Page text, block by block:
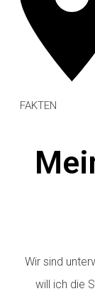
FAKTEN
Wir sind
will ich die